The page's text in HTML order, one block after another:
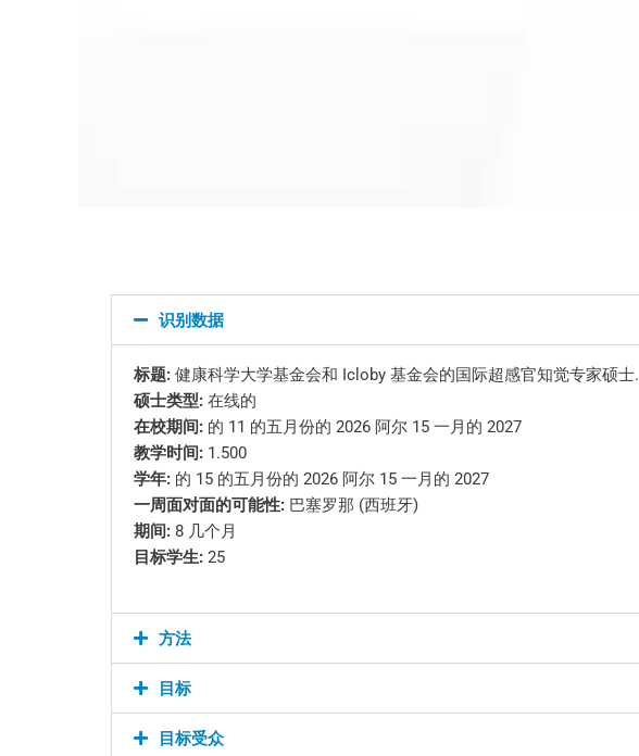
识别数据
标题: 健康科学大学基金会和 Icloby 基金会的国际超感官知觉专家硕士.
硕士类型: 在线的
在校期间: 的 11 的五月份的 2026 阿尔 15 一月的 2027
教学时间: 1.500
学年: 的 15 的五月份的 2026 阿尔 15 一月的 2027
一周面对面的可能性: 巴塞罗那 (西班牙)
期间: 8 几个月
目标学生: 25
方法
目标
目标受众